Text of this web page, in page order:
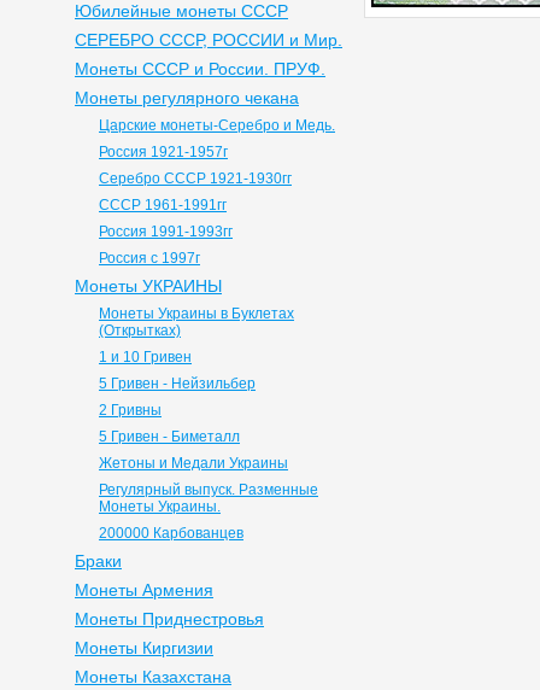
Юбилейные монеты СССР
СЕРЕБРО СССР, РОССИИ и Мир.
Монеты СССР и России. ПРУФ.
Монеты регулярного чекана
Царские монеты-Серебро и Медь.
Россия 1921-1957г
Серебро СССР 1921-1930гг
СССР 1961-1991гг
Россия 1991-1993гг
Россия с 1997г
Монеты УКРАИНЫ
Монеты Украины в Буклетах
(Открытках)
1 и 10 Гривен
5 Гривен - Нейзильбер
2 Гривны
5 Гривен - Биметалл
Жетоны и Медали Украины
Регулярный выпуск. Разменные
Монеты Украины.
200000 Карбованцев
Браки
Монеты Армения
Монеты Приднестровья
Монеты Киргизии
Монеты Казахстана